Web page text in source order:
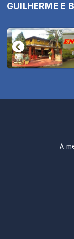
GUILHERME E
A